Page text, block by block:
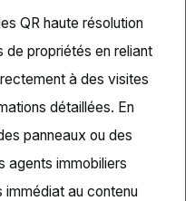
QR haute résolution
de propriétés en reliant
à des visites
détaillées. En
panneaux ou des
agents immobiliers
au contenu